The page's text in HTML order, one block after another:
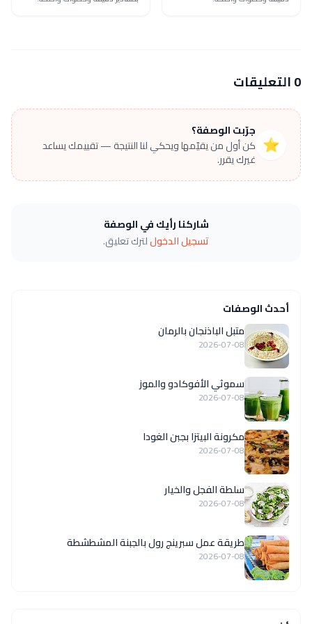
0 التعليقات
⭐
جرّبت الوصفة؟
كن أول من يقيّمها ويحكي لنا النتيجة — تقييمك يساعد
غيرك يقرر.
شاركنا رأيك في الوصفة
تسجيل الدخوللترك تعليق.
أحدث الوصفات
متبل الباذنجان بالرمان
2026-07-08
سموثي الأفوكادو والموز
2026-07-08
مكرونة البيتزا بجبن الغودا
2026-07-08
سلطة الفجل والخيار
2026-07-08
طريقة عمل سبرينج رول بالجبنة المشطشطة
2026-07-08